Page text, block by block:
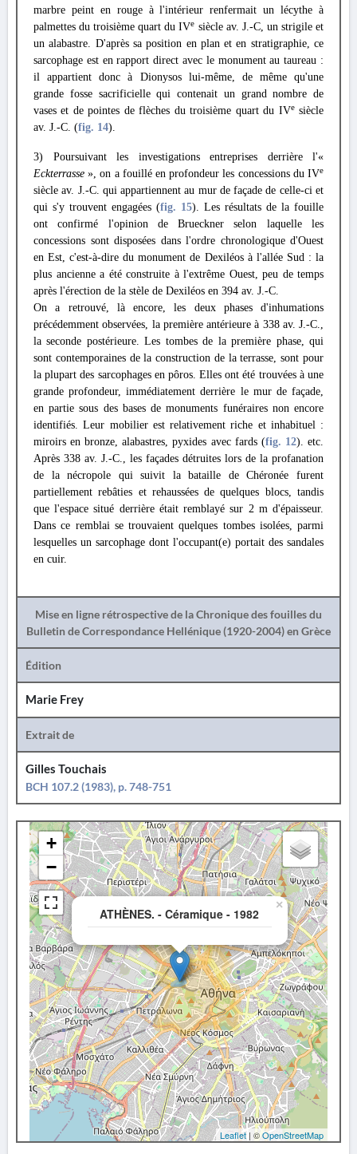
marbre peint en rouge à l'intérieur renfermait un lécythe à
palmettes du troisième quart du IVe siècle av. J.-C, un strigile et
un alabastre. D'après sa position en plan et en stratigraphie, ce
sarcophage est en rapport direct avec le monument au taureau :
il appartient donc à Dionysos lui-même, de même qu'une
grande fosse sacrificielle qui contenait un grand nombre de
vases et de pointes de flèches du troisième quart du IVesiècle
av. J.-C. (fig. 14).
3) Poursuivant les investigations entreprises derrière l'«
Eckterrasse», on a fouillé en profondeur les concessions du IVe
siècle av. J.-C. qui appartiennent au mur de façade de celle-ci et
qui s'y trouvent engagées (fig. 15). Les résultats de la fouille
ont confirmé l'opinion de Brueckner selon laquelle les
concessions sont disposées dans l'ordre chronologique d'Ouest
en Est, c'est-à-dire du monument de Dexiléos à l'allée Sud : la
plus ancienne a été construite à l'extrême Ouest, peu de temps
après l'érection de la stèle de Dexiléos en 394 av. J.-C.
On a retrouvé, là encore, les deux phases d'inhumations
précédemment observées, la première antérieure à 338 av. J.-C.,
la seconde postérieure. Les tombes de la première phase, qui
sont contemporaines de la construction de la terrasse, sont pour
la plupart des sarcophages en pôros. Elles ont été trouvées à une
grande profondeur, immédiatement derrière le mur de façade,
en partie sous des bases de monuments funéraires non encore
identifiés. Leur mobilier est relativement riche et inhabituel :
miroirs en bronze, alabastres, pyxides avec fards (fig. 12). etc.
Après 338 av. J.-C., les façades détruites lors de la profanation
de la nécropole qui suivit la bataille de Chéronée furent
partiellement rebâties et rehaussées de quelques blocs, tandis
que l'espace situé derrière était remblayé sur 2 m d'épaisseur.
Dans ce remblai se trouvaient quelques tombes isolées, parmi
lesquelles un sarcophage dont l'occupant(e) portait des sandales
en cuir.
Mise en ligne rétrospective de la Chronique des fouilles du
Bulletin de Correspondance Hellénique (1920-2004) en Grèce
Édition
Marie Frey
Extrait de
Gilles Touchais
BCH 107.2 (1983), p. 748-751
ATHÈNES. - Céramique - 1982
×
+
−
Leaflet | ©OpenStreetMap